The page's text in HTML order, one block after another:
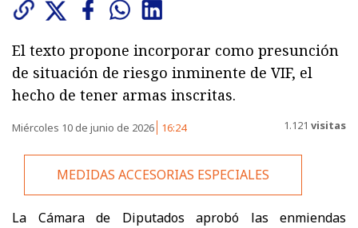
El texto propone incorporar como presunción
de situación de riesgo inminente de VIF, el
hecho de tener armas inscritas.
Miércoles 10 de junio de 2026 16:24 1.121 visitas
MEDIDAS ACCESORIAS ESPECIALES
La Cámara de Diputados aprobó las enmiendas